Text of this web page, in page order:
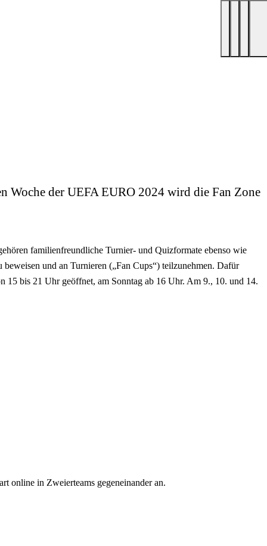
Woche der UEFA EURO 2024 wird die Fan Zone
familienfreundliche Turnier- und Quizformate ebenso wie
und an Turnieren („Fan Cups“) teilzunehmen. Dafür
15 bis 21 Uhr geöffnet, am Sonntag ab 16 Uhr. Am 9., 10. und 14.
online in Zweierteams gegeneinander an.